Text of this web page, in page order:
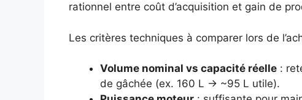
rationnel entre coût d’acquisition et gain de
Les critères techniques à comparer lors de
Volume nominal vs capacité réelle :
de gâchée (ex. 160 L → ~95 L utile).